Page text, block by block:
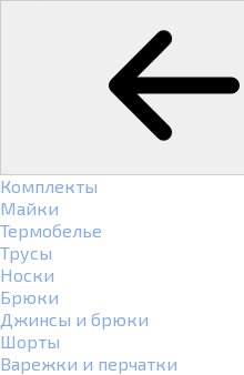
Комплекты
Майки
Термобелье
Трусы
Носки
Брюки
Джинсы и брюки
Шорты
Варежки и перчатки